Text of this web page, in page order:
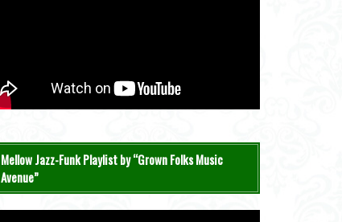
Mellow Jazz-Funk Playlist by “Grown Folks Music
Avenue”